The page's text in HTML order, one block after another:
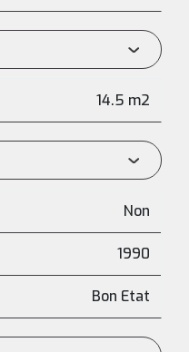
14.5 m2
Non
1990
Bon Etat